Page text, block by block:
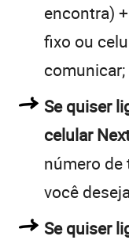
encontra)
fixo ou
comunicar;
Se quiser
celular
número de
você
Se quiser